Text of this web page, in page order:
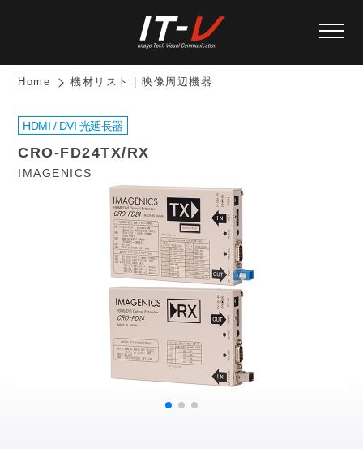
Home 機材リスト | 映像周辺機器
HDMI / DVI 光延長器
CRO-FD24TX/RX
IMAGENICS